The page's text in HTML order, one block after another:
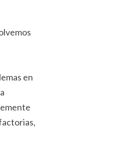
en